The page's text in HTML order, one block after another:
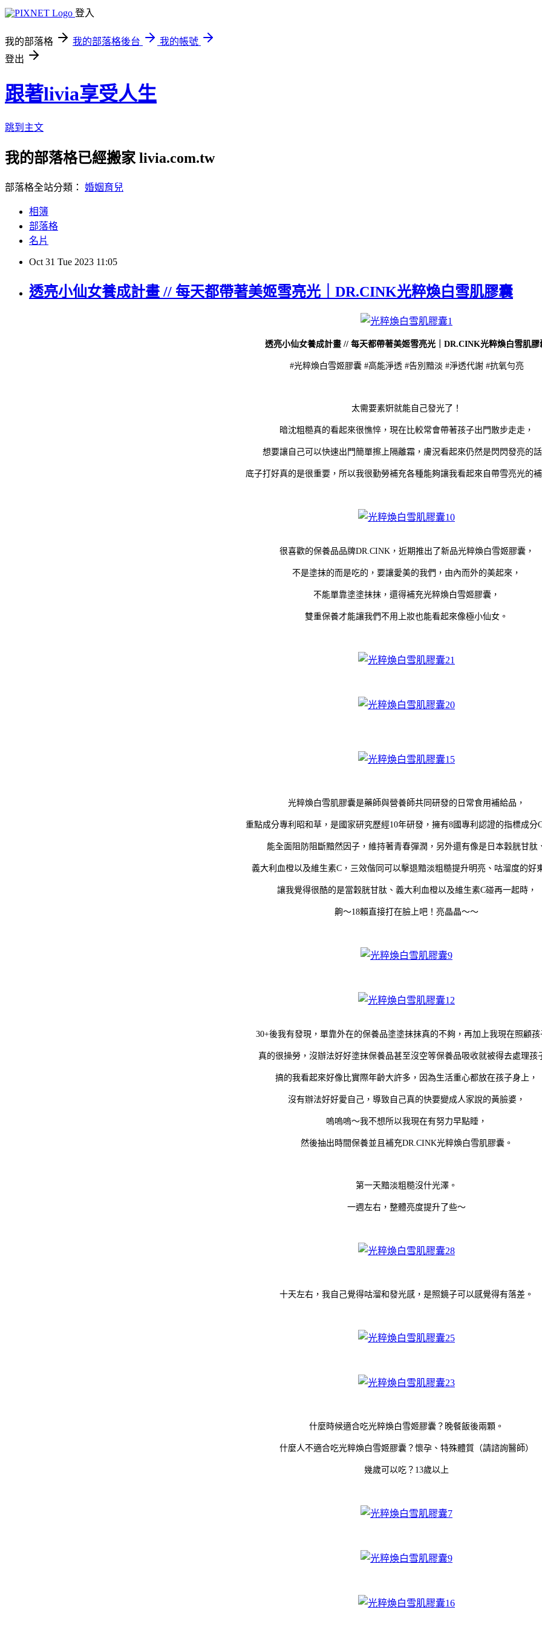
登入
我的部落格 我的部落格後台
我的帳號
登出
跟著livia享受人生
跳到主文
我的部落格已經搬家 livia.com.tw
部落格全站分類： 婚姻育兒
相簿
部落格
名片
Oct 31 Tue 2023 11:05
透亮小仙女養成計畫 // 每天都帶著美姬雪亮光｜DR.CINK光粹煥白雪肌膠囊
透亮小仙女養成計畫 // 每天都帶著美姬雪亮光｜DR.CINK光粹煥白雪肌膠
#光粹煥白雪姬膠囊 #高能淨透 #告別黯淡 #淨透代謝 #抗氧勻亮
太需要素姸就能自己發光了！
暗沈粗糙真的看起來很憔悴，現在比較常會帶著孩子出門散步走走，
想要讓自己可以快速出門簡單擦上隔離霜，膚況看起來仍然是閃閃發亮的話
底子打好真的是很重要，所以我很勤勞補充各種能夠讓我看起來自帶雪亮光的補
很喜歡的保養品品牌DR.CINK，近期推出了新品光粹煥白雪姬膠囊，
不是塗抹的而是吃的，要讓愛美的我們，由內而外的美起來，
不能單靠塗塗抹抹，還得補充光粹煥白雪姬膠囊，
雙重保養才能讓我們不用上妝也能看起來像極小仙女。
光粹煥白雪肌膠囊是藥師與營養師共同研發的日常食用補給品，
重點成分專利昭和草，是國家研究歷經10年研發，擁有8國專利認證的指標成分
能全面阻防阻斷黯然因子，維持著青春彈潤，另外還有像是日本穀胱甘肽
義大利血橙以及維生素C，三效偕同可以擊退黯淡粗糙提升明亮、咕溜度的好
讓我覺得很酷的是當穀胱甘肽、義大利血橙以及維生素C碰再一起時，
齁～18賴直接打在臉上吧！亮晶晶～～
30+後我有發現，單靠外在的保養品塗塗抹抹真的不夠，再加上我現在照顧孩
真的很操勞，沒辦法好好塗抹保養品甚至沒空等保養品吸收就被得去處理孩
搞的我看起來好像比實際年齡大許多，因為生活重心都放在孩子身上，
沒有辦法好好愛自己，導致自己真的快要變成人家說的黃臉婆，
嗚嗚嗚～我不想所以我現在有努力早點睡，
然後抽出時間保養並且補充DR.CINK光粹煥白雪肌膠囊。
第一天黯淡粗糙沒什光澤。
一週左右，整體亮度提升了些～
十天左右，我自己覺得咕溜和發光感，是照鏡子可以感覺得有落差。
什麼時候適合吃光粹煥白雪姬膠囊？晚餐飯後兩顆。
什麼人不適合吃光粹煥白雪姬膠囊？懷孕、特殊體質（請諮詢醫師）
幾歲可以吃？13歲以上